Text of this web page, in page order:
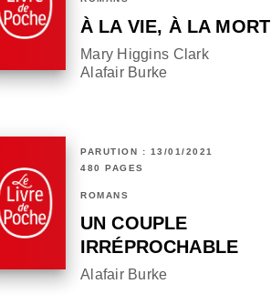
À LA VIE, À LA MORT
Mary Higgins Clark
Alafair Burke
PARUTION : 13/01/2021
480 PAGES
ROMANS
UN COUPLE
IRRÉPROCHABLE
Alafair Burke